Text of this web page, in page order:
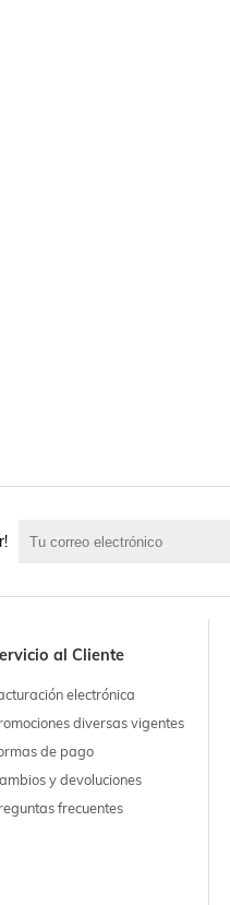
al Cliente
electrónica
diversas vigentes
de pago
y devoluciones
frecuentes